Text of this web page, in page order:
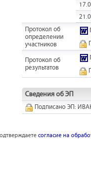
Протокол об
определении
участников
Протокол об
результатов
Сведения об ЭП
Подписано ЭП:
согласие на